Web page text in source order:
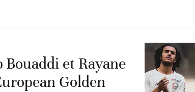
Bouaddi et Rayane
Golden